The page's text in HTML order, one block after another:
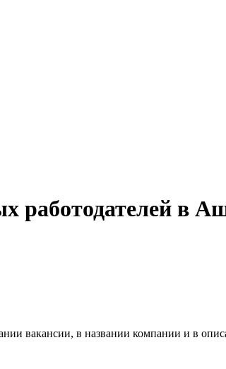
работодателей в
вакансии, в названии компании и в